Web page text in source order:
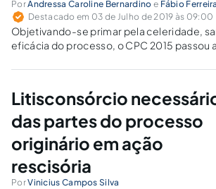
PorAndressa Caroline Bernardino e Fábio
Destacado em 03 de Julho de 2019 às 09:00
Objetivando-se primar pela celeridade,
eficácia do processo, o CPC 2015 passou
acrescentando pessoas no polo passivo
Litisconsórcio
das partes do processo
originário em ação
rescisória
PorVinicius Campos Silva